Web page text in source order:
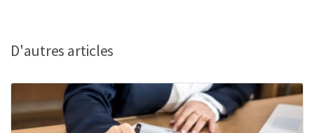
D'autres articles